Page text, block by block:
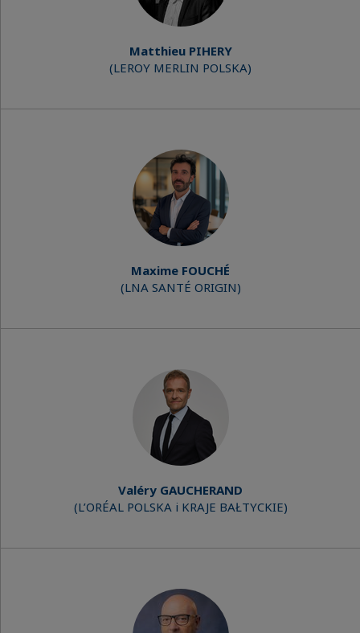
Matthieu PIHERY
(LEROY MERLIN POLSKA)
Maxime FOUCHÉ
(LNA SANTÉ ORIGIN)
Valéry GAUCHERAND
(L’ORÉAL POLSKA i KRAJE BAŁTYCKIE)